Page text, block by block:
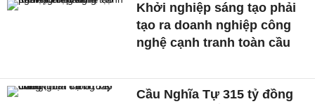
Khởi nghiệp sáng tạo phải
tạo ra doanh nghiệp công
nghệ cạnh tranh toàn cầu
Cầu Nghĩa Tự 315 tỷ đồng